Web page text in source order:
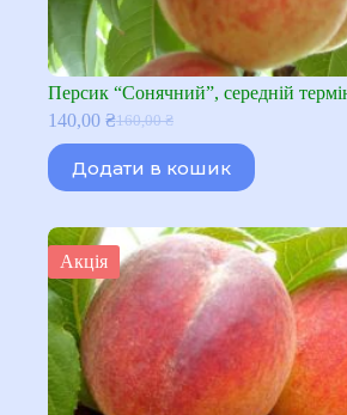
Персик “Сонячний”, середній
160,00₴
Оригінальна
160,00 ₴.
140,00 ₴Поточна
140,00 ₴.
Додати в кошик
Акція